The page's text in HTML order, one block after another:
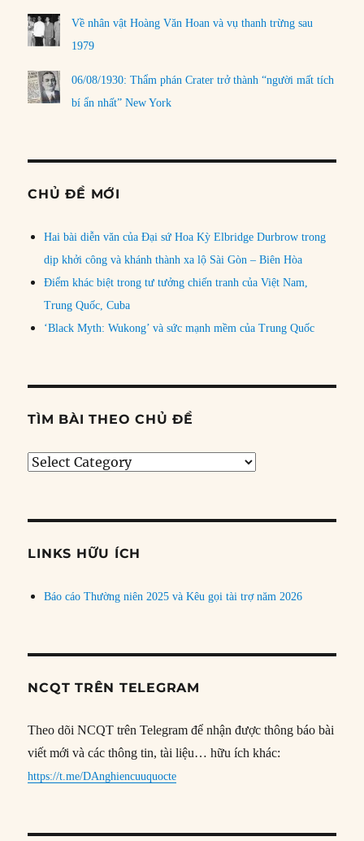
Về nhân vật Hoàng Văn Hoan và vụ thanh trừng sau
1979
06/08/1930: Thẩm phán Crater trở thành “người mất tích
bí ẩn nhất” New York
CHỦ ĐỀ MỚI
Hai bài diễn văn của Đại sứ Hoa Kỳ Elbridge Durbrow trong
dịp khởi công và khánh thành xa lộ Sài Gòn – Biên Hòa
Điểm khác biệt trong tư tưởng chiến tranh của Việt Nam,
Trung Quốc, Cuba
‘Black Myth: Wukong’ và sức mạnh mềm của Trung Quốc
TÌM BÀI THEO CHỦ ĐỀ
Tìm
đề
LINKS HỮU ÍCH
Báo cáo Thường niên 2025 và Kêu gọi tài trợ năm 2026
NCQT TRÊN TELEGRAM
Theo dõi NCQT trên Telegram để nhận được thông báo bài
viết mới và các thông tin, tài liệu… hữu ích khác:
https://t.me/DAnghiencuuquocte